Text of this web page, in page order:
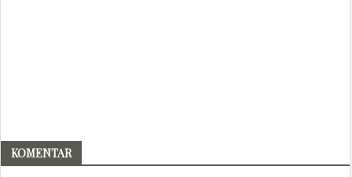
KOMENTAR